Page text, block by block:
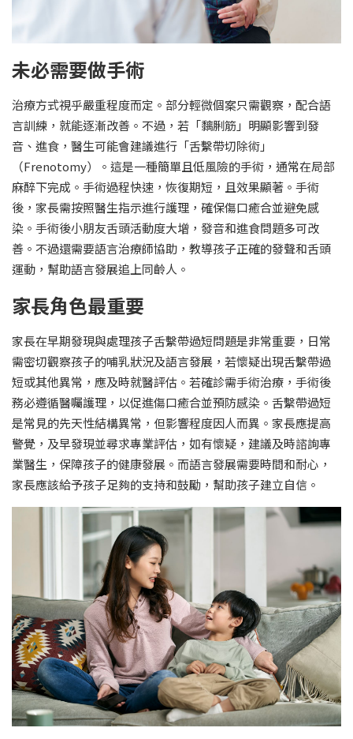
未必需要做手術
治療方式視乎嚴重程度而定。部分輕微個案只需觀察，配合語
言訓練，就能逐漸改善。不過，若「黐脷筋」明顯影響到發
音、進食，醫生可能會建議進行「舌繫帶切除術」
（Frenotomy）。這是一種簡單且低風險的手術，通常在局部
麻醉下完成。手術過程快速，恢復期短，且效果顯著。手術
後，家長需按照醫生指示進行護理，確保傷口癒合並避免感
染。手術後小朋友舌頭活動度大增，發音和進食問題多可改
善。不過還需要語言治療師協助，教導孩子正確的發聲和舌頭
運動，幫助語言發展追上同齡人。
家長角色最重要
家長在早期發現與處理孩子舌繫帶過短問題是非常重要，日常
需密切觀察孩子的哺乳狀況及語言發展，若懷疑出現舌繫帶過
短或其他異常，應及時就醫評估。若確診需手術治療，手術後
務必遵循醫囑護理，以促進傷口癒合並預防感染。舌繫帶過短
是常見的先天性結構異常，但影響程度因人而異。家長應提高
警覺，及早發現並尋求專業評估，如有懷疑，建議及時諮詢專
業醫生，保障孩子的健康發展。而語言發展需要時間和耐心，
家長應該給予孩子足夠的支持和鼓勵，幫助孩子建立自信。